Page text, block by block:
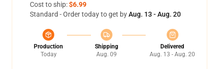
Cost to ship:$6.99
Standard - Order today to get byAug. 13 - Aug. 20
Production
Today
Shipping
Aug. 09
Delivered
Aug. 13 - Aug. 20